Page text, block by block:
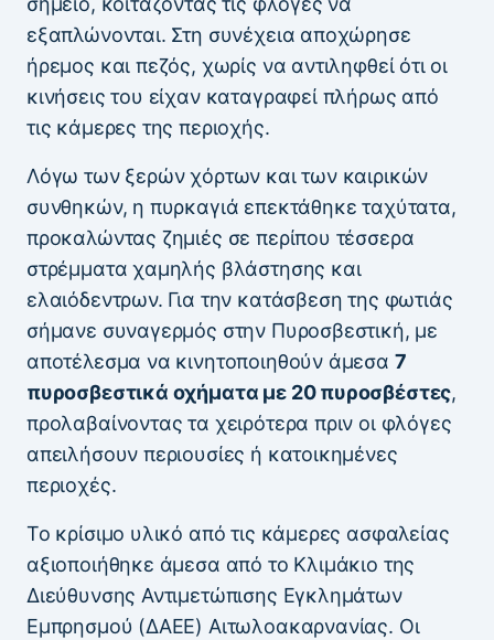
εξαπλώνονται. Στη συνέχεια αποχώρησε
ήρεμος και πεζός, χωρίς να αντιληφθεί ότι οι
κινήσεις του είχαν καταγραφεί πλήρως από
τις κάμερες της περιοχής.
Λόγω των ξερών χόρτων και των καιρικών
συνθηκών, η πυρκαγιά επεκτάθηκε ταχύτατα,
προκαλώντας ζημιές σε περίπου τέσσερα
στρέμματα χαμηλής βλάστησης και
ελαιόδεντρων. Για την κατάσβεση της φωτιάς
σήμανε συναγερμός στην Πυροσβεστική, με
αποτέλεσμα να κινητοποιηθούν άμεσα 7
πυροσβεστικά οχήματα με 20 πυροσβέστες,
προλαβαίνοντας τα χειρότερα πριν οι φλόγες
απειλήσουν περιουσίες ή κατοικημένες
περιοχές.
Το κρίσιμο υλικό από τις κάμερες ασφαλείας
αξιοποιήθηκε άμεσα από το Κλιμάκιο της
Διεύθυνσης Αντιμετώπισης Εγκλημάτων
Εμπρησμού (ΔΑΕΕ) Αιτωλοακαρνανίας. Οι